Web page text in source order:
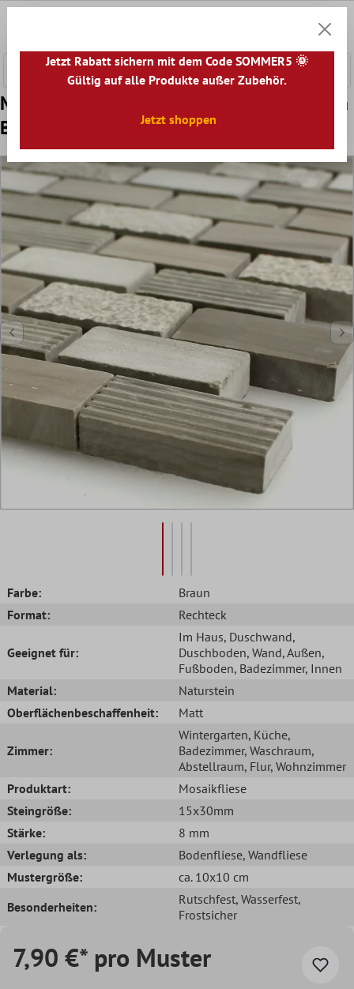
Muster von Mosaikfliesen Naturstein Mocca
Braun
Farbe:
Braun
Format:
Rechteck
Geeignet für:
Im Haus, Duschwand,
Duschboden, Wand, Außen,
Fußboden, Badezimmer, Innen
Material:
Naturstein
Oberflächenbeschaffenheit:
Matt
Zimmer:
Wintergarten, Küche,
Badezimmer, Waschraum,
Abstellraum, Flur, Wohnzimmer
Produktart:
Mosaikfliese
Steingröße:
15x30mm
Stärke:
8 mm
Verlegung als:
Bodenfliese, Wandfliese
Mustergröße:
ca. 10x10 cm
Besonderheiten:
Rutschfest, Wasserfest,
Frostsicher
7,90 €* pro Muster
Jetzt Rabatt sichern mit dem Code SOMMER5 🌞
Gültig auf alle Produkte außer Zubehör.
Jetzt shoppen